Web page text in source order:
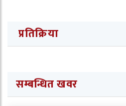
प्रतिक्रिया
सम्बन्धित खवर